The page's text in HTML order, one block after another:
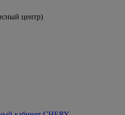
центр)